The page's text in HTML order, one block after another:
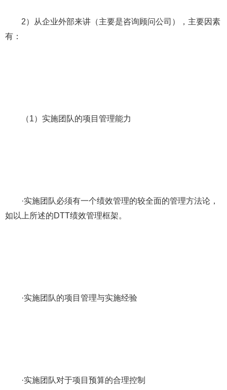
2）从企业外部来讲（主要是咨询顾问公司），主要因素
有：
（1）实施团队的项目管理能力
·实施团队必须有一个绩效管理的较全面的管理方法论，
如以上所述的DTT绩效管理框架。
·实施团队的项目管理与实施经验
·实施团队对于项目预算的合理控制